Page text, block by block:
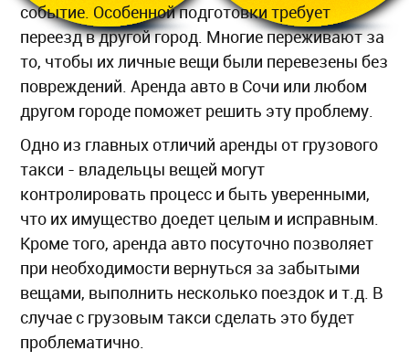
событие. Особенной подготовки требует
переезд в другой город. Многие переживают за
то, чтобы их личные вещи были перевезены без
повреждений. Аренда авто в Сочи или любом
другом городе поможет решить эту проблему.
Одно из главных отличий аренды от грузового
такси - владельцы вещей могут
контролировать процесс и быть уверенными,
что их имущество доедет целым и исправным.
Кроме того, аренда авто посуточно позволяет
при необходимости вернуться за забытыми
вещами, выполнить несколько поездок и т.д. В
случае с грузовым такси сделать это будет
проблематично.